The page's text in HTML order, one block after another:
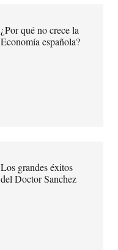
¿Por qué no crece la
Economía española?
Los grandes éxitos
del Doctor Sanchez